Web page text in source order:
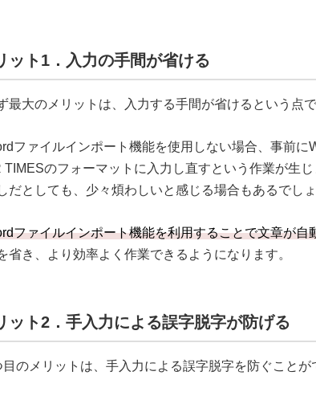
ット1．入力の手間が省ける
最大のメリットは、入力する手間が省けるという点で
ファイルインポート機能を使用しない場合、事前に
TIMESのフォーマットに入力し直すという作業が生
だとしても、少々煩わしいと感じる場合もあるでしょ
ファイルインポート機能を利用することで文章が自
省き、より効率よく作業できるようになります。
ット2．手入力による誤字脱字が防げる
目のメリットは、手入力による誤字脱字を防ぐことが